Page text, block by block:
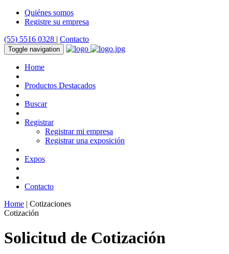
Quiénes somos
Registre su empresa
(55) 5516 0328 | Contacto
Toggle navigation
Home
Productos Destacados
Buscar
Registrar
Registrar mi empresa
Registrar una exposición
Expos
Contacto
Home | Cotizaciones
Cotización
Solicitud de Cotización